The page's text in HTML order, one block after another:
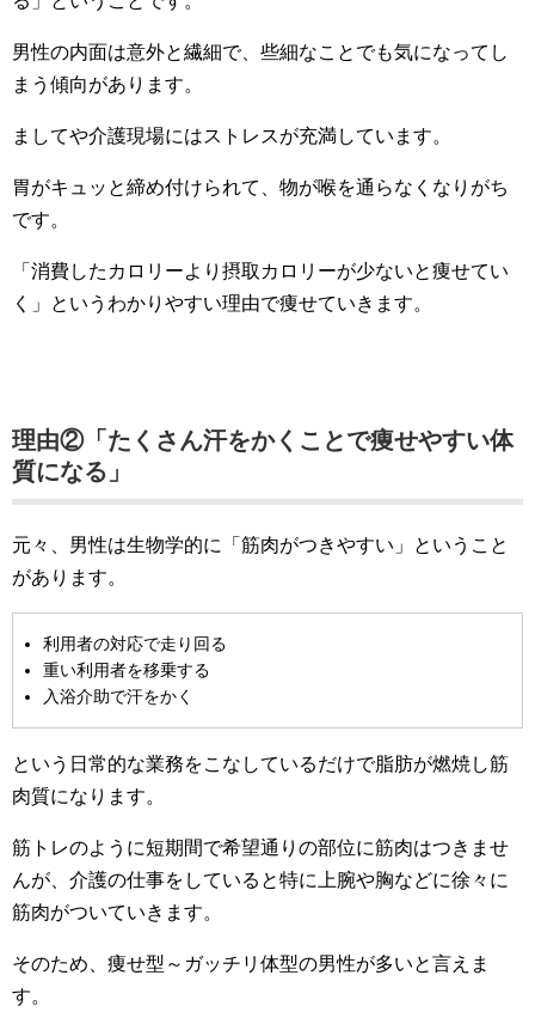
男性の内面は意外と繊細で、些細なことでも気になってし
まう傾向があります。
ましてや介護現場にはストレスが充満しています。
胃がキュッと締め付けられて、物が喉を通らなくなりがち
です。
「消費したカロリーより摂取カロリーが少ないと痩せてい
く」というわかりやすい理由で痩せていきます。
理由②「たくさん汗をかくことで痩せやすい体
質になる」
元々、男性は生物学的に「筋肉がつきやすい」ということ
があります。
利用者の対応で走り回る
重い利用者を移乗する
入浴介助で汗をかく
という日常的な業務をこなしているだけで脂肪が燃焼し筋
肉質になります。
筋トレのように短期間で希望通りの部位に筋肉はつきませ
んが、介護の仕事をしていると特に上腕や胸などに徐々に
筋肉がついていきます。
そのため、痩せ型～ガッチリ体型の男性が多いと言えま
す。